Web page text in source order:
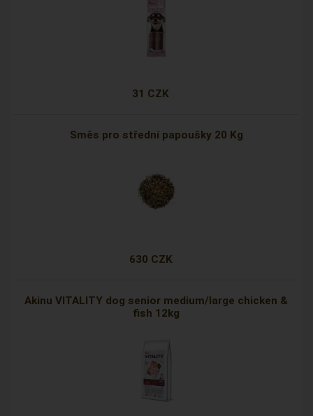
31 CZK
Směs pro střední papoušky 20 Kg
630 CZK
Akinu VITALITY dog senior medium/large chicken &
fish 12kg